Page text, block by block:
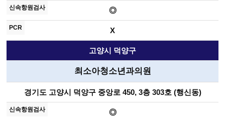
◎
X
고양시 덕양구
최소아청소년과의원
경기도 고양시 덕양구 중앙로 450, 3층 303호 (행신동)
◎